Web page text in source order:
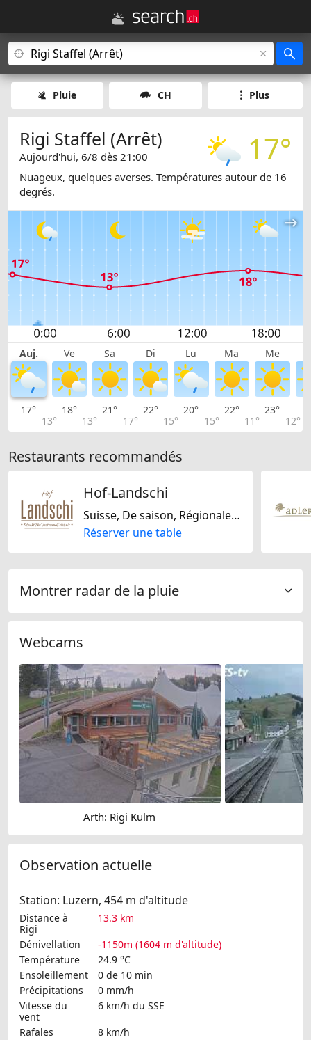
Pluie CH Plus
17°
Rigi Staffel (Arrêt)
Aujourd'hui, 6/8 dès 21:00
Nuageux, quelques averses. Températures autour de 16
degrés.
Auj. Ve Sa Di Lu Ma Me
17°
13°
18°
13°
21°
17°
22°
15°
20°
15°
22°
11°
23°
12°
Restaurants recommandés
Hof-Landschi
Suisse, De saison, Régionale, Européene
Réserver une table
Montrer radar de la pluie
Webcams
Arth: Rigi Kulm
Observation actuelle
Station: Luzern, 454 m d'altitude
Distance à
Rigi
13.3 km
Dénivellation
-1150m (1604 m d'altitude)
Température
24.9 °C
Ensoleillement
0 de 10 min
Précipitations
0 mm/h
Vitesse du
vent
6 km/h du SSE
Rafales
8 km/h